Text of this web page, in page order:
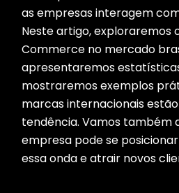
as empresas interagem
Neste artigo, exploraremos
Commerce no mercado
apresentaremos
mostraremos exemplos
marcas internacionais
tendência. Vamos também
empresa pode se
essa onda e atrair novos